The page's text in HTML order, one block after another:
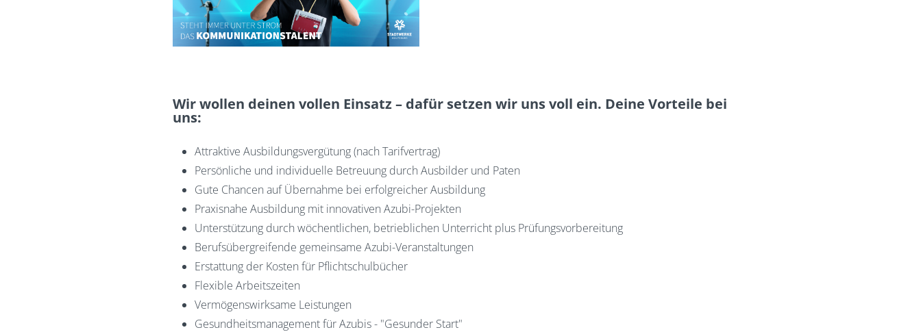
Wir wollen deinen vollen Einsatz – dafür setzen wir uns voll ein. Deine Vorteile bei
uns:
Attraktive Ausbildungsvergütung (nach Tarifvertrag)
Persönliche und individuelle Betreuung durch Ausbilder und Paten
Gute Chancen auf Übernahme bei erfolgreicher Ausbildung
Praxisnahe Ausbildung mit innovativen Azubi-Projekten
Unterstützung durch wöchentlichen, betrieblichen Unterricht plus Prüfungsvorbereitung
Berufsübergreifende gemeinsame Azubi-Veranstaltungen
Erstattung der Kosten für Pflichtschulbücher
Flexible Arbeitszeiten
Vermögenswirksame Leistungen
Gesundheitsmanagement für Azubis - "Gesunder Start"